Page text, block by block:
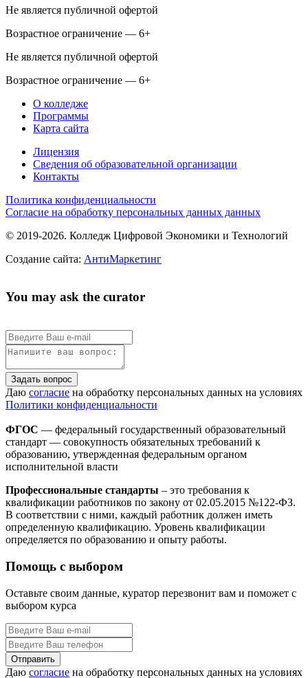
Не является публичной офертой
Возрастное ограничение — 6+
Не является публичной офертой
Возрастное ограничение — 6+
О колледже
Программы
Карта сайта
Лицензия
Сведения об образовательной организации
Контакты
Политика конфиденциальности
Согласие на обработку персональных данных данных
© 2019-2026. Колледж Цифровой Экономики и Технологий
Создание сайта: АнтиМаркетинг
You may ask the curator
Задать вопрос
Даю согласие на обработку персональных данных на условиях
Политики конфиденциальности
ФГОС — федеральный государственный образовательный
стандарт — совокупность обязательных требований к
образованию, утвержденная федеральным органом
исполнительной власти
Профессиональные стандарты – это требования к
квалификации работников по закону от 02.05.2015 №122-ФЗ.
В соответствии с ними, каждый работник должен иметь
определенную квалификацию. Уровень квалификации
определяется по образованию и опыту работы.
Помощь с выбором
Оставьте своим данные, куратор перезвонит вам и поможет с
выбором курса
Даю согласие на обработку персональных данных на условиях